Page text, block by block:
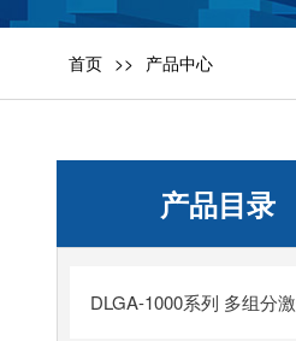
首页 产品中心
产品目录